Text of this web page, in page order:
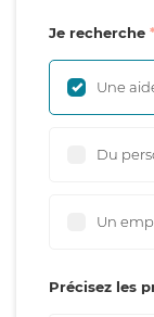
Je recherche
Une
Du
Un
Précisez les